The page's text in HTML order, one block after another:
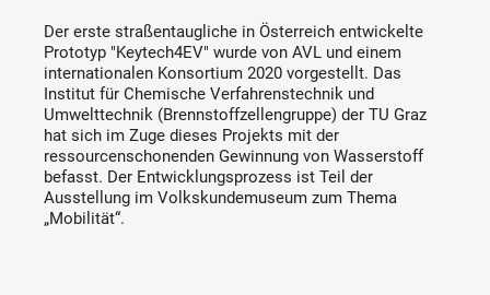
Der erste straßentaugliche in Österreich entwickelte
Prototyp "Keytech4EV" wurde von AVL und einem
internationalen Konsortium 2020 vorgestellt. Das
Institut für Chemische Verfahrenstechnik und
Umwelttechnik (Brennstoffzellengruppe) der TU Graz
hat sich im Zuge dieses Projekts mit der
ressourcenschonenden Gewinnung von Wasserstoff
befasst. Der Entwicklungsprozess ist Teil der
Ausstellung im Volkskundemuseum zum Thema
„Mobilität“.